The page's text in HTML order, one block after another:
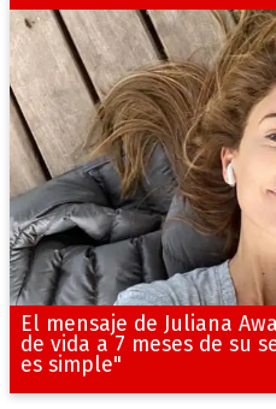
El mensaje de Juliana
de vida a 7 meses de su
es simple"